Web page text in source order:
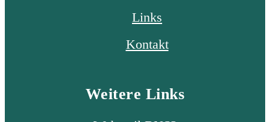
Links
Kontakt
Weitere Links